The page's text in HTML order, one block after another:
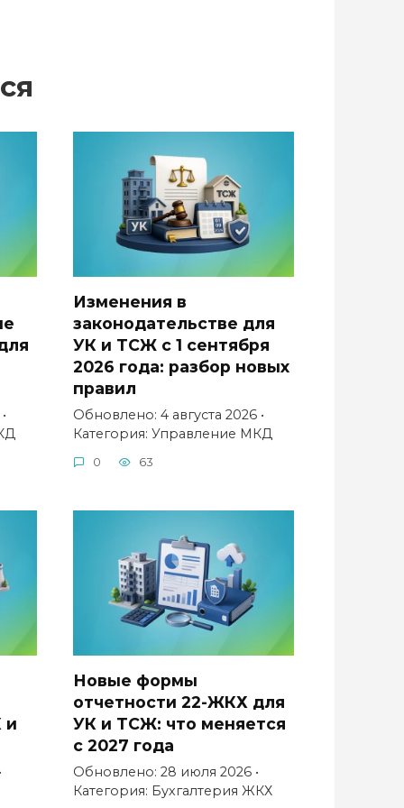
Изменения в
законодательстве для
УК и ТСЖ с 1 сентября
2026 года: разбор новых
правил
Обновлено: 4 августа 2026 •
Категория: Управление МКД
0 63
и
Новые формы
отчетности 22-ЖКХ для
УК и ТСЖ: что меняется
с 2027 года
Обновлено: 28 июля 2026 •
Категория: Бухгалтерия ЖКХ